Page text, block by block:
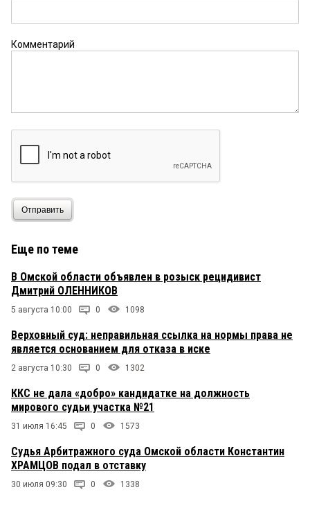
Комментарий
Отправить
Еще по теме
В Омской области объявлен в розыск рецидивист
Дмитрий ОЛЕННИКОВ
5 августа 10:00 0 1098
Верховный суд: неправильная ссылка на нормы права не
является основанием для отказа в иске
2 августа 10:30 0 1302
ККС не дала «добро» кандидатке на должность
мирового судьи участка №21
31 июля 16:45 0 1573
Судья Арбитражного суда Омской области Константин
ХРАМЦОВ подал в отставку
30 июля 09:30 0 1338